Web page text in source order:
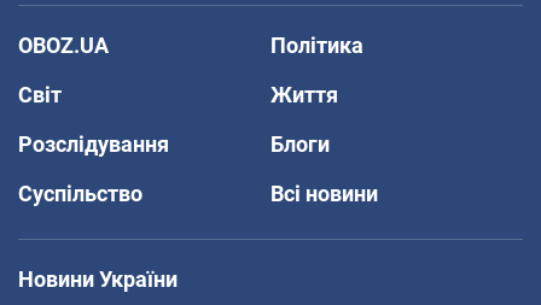
OBOZ.UA
Політика
Світ
Життя
Розслідування
Блоги
Суспільство
Всі новини
Новини України